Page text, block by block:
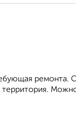
ремонта.
территория.